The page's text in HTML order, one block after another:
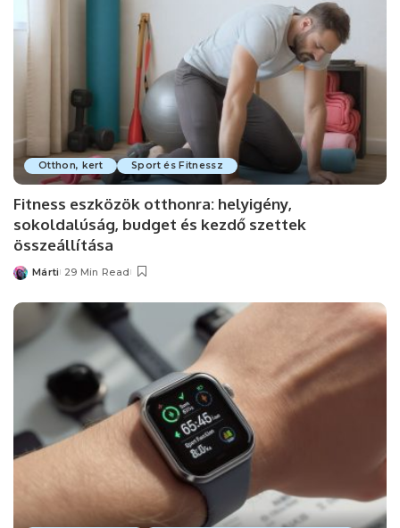
Otthon, kert Sport és Fitnessz
Fitness eszközök otthonra: helyigény,
sokoldalúság, budget és kezdő szettek
összeállítása
Posted
Márti 29 Min Read